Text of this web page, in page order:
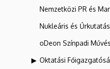
Nemzetközi PR és
Nukleáris és
oDeon Színpadi
Oktatási